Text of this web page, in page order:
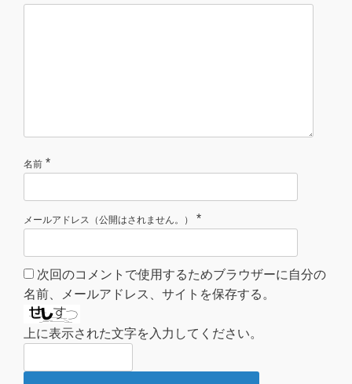
名前 *
メールアドレス（公開はされません。） *
次回のコメントで使用するためブラウザーに自分の
名前、メールアドレス、サイトを保存する。
上に表示された文字を入力してください。